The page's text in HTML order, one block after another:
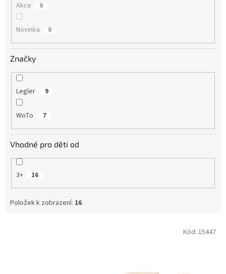
Akce 0
Novinka 0
Značky
Legler 9
WoTo 7
Vhodné pro děti od
3+ 16
Položek k zobrazení: 16
Kód: 15447